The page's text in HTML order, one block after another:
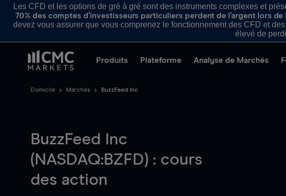
Les CFD et les options de gré à gré sont des instruments complexes et
70% des comptes d’investisseurs particuliers perdent de l’argent lors
devez vous assurer que vous comprenez le fonctionnement des CFD et
élevé de
Produits Plateforme Analyse de Marchés
Domicile Marchés BuzzFeed Inc
BuzzFeed Inc
(NASDAQ:BZFD) : cours
des action